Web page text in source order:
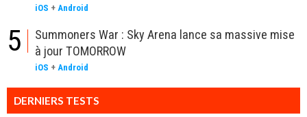
iOS + Android
5
Summoners War : Sky Arena lance sa massive mise
à jour TOMORROW
iOS + Android
DERNIERS TESTS